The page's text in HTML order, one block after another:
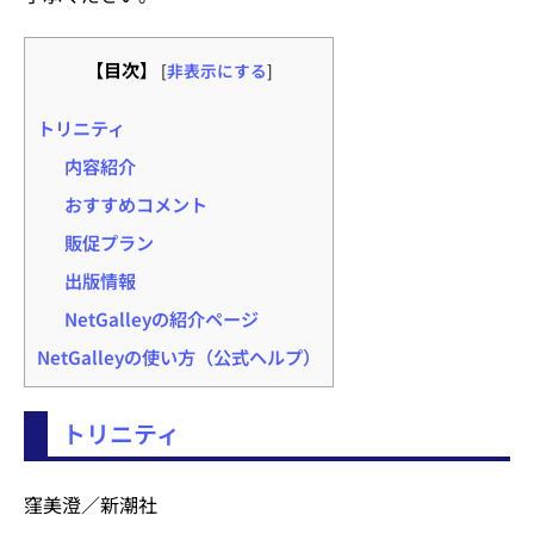
【目次】 [非表示にする]
トリニティ
内容紹介
おすすめコメント
販促プラン
出版情報
NetGalleyの紹介ページ
NetGalleyの使い方（公式ヘルプ）
トリニティ
窪美澄／新潮社